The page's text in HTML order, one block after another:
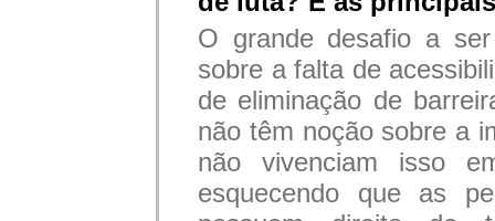
O grande desafio a
sobre a falta de
de eliminação de
não têm noção sobre a
não vivenciam isso
esquecendo que as